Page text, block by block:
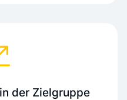
der Zielgruppe